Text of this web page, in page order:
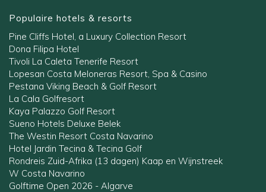
Populaire hotels & resorts
Pine Cliffs Hotel, a Luxury Collection Resort
Dona Filipa Hotel
Tivoli La Caleta Tenerife Resort
Lopesan Costa Meloneras Resort, Spa & Casino
Pestana Viking Beach & Golf Resort
La Cala Golfresort
Kaya Palazzo Golf Resort
Sueno Hotels Deluxe Belek
The Westin Resort Costa Navarino
Hotel Jardin Tecina & Tecina Golf
Rondreis Zuid-Afrika (13 dagen) Kaap en Wijnstreek
W Costa Navarino
Golftime Open 2026 - Algarve